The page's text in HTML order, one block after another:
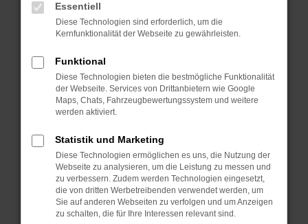
Manche Erweiterungen, wie Werbeblocker,
können das Laden bestimmter Seiten
verhindern. Funktioniert die Seite in einem
anderen Browser oder in einem privaten
Fenster?
Starte dein Gerät neu.
Das kann manchmal helfen, vorübergehende
Stelle sicher, dass dein Browser und dein
Betriebssystem auf dem neuesten Stand
sind.
Veraltete Software birgt nicht nur ein
Sicherheitsrisiko, sondern kann auch dazu
führen, dass bestimmte Funktionen nicht mehr
Essentiell
Diese Technologien sind erforderlich, um die
Kernfunktionalität der Webseite zu gewährleisten.
Funktional
Diese Technologien bieten die bestmögliche Funktionalität
der Webseite. Services von Drittanbietern wie Google
Maps, Chats, Fahrzeugbewertungssystem und weitere
werden aktiviert.
Statistik und Marketing
Diese Technologien ermöglichen es uns, die Nutzung der
Webseite zu analysieren, um die Leistung zu messen und
zu verbessern. Zudem werden Technologien eingesetzt,
die von dritten Werbetreibenden verwendet werden, um
Sie auf anderen Webseiten zu verfolgen und um Anzeigen
zu schalten, die für Ihre Interessen relevant sind.